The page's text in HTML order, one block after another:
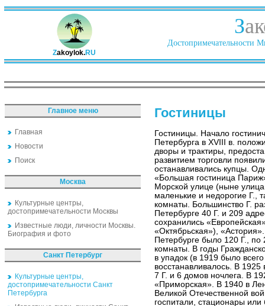
Zakoylok.RU
З
Достопримечательности
Главное меню
Главная
Новости
Поиск
Москва
Культурные центры,
достопримечательности Москвы
Известные люди, личности Москвы.
Биография и фото
Санкт Петербург
Культурные центры,
достопримечательности Санкт
Петербурга
Гостиницы
Гостиницы. Начало
Петербурга в XVIII в.
дворы и трактиры,
развитием торговли
останавливались купцы.
«Большая гостиница
Морской улице (ныне
маленькие и недорогие Г.,
комнаты. Большинство Г.
Петербурге 40 Г. и 209
сохранились
«Октябрьская»),
Петербурге было 120 Г.,
комнаты. В годы
в упадок (в 1919 было
восстанавливалось. В 1925
7 Г. и 6 домов ночлега. В
«Приморская». В 1940 в
Великой Отечественной
госпитали, стационары